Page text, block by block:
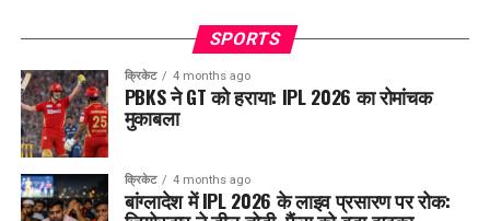
SPORTS
क्रिकेट 4 months ago
PBKS ने GT को हराया: IPL 2026 का रोमांचक
मुकाबला
क्रिकेट 4 months ago
बांग्लादेश में IPL 2026 के लाइव प्रसारण पर रोक: